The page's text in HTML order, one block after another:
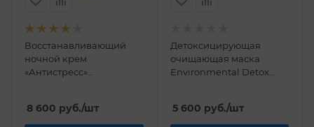
Восстанавливающий
ночной крем
«Антистресс»
M.A.D Skincare 50 мл
8 600 руб./шт
Детоксицирующая
очищающая маска
Environmental Detox
5 600 руб./шт